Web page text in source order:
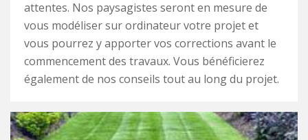
attentes. Nos paysagistes seront en mesure de
vous modéliser sur ordinateur votre projet et
vous pourrez y apporter vos corrections avant le
commencement des travaux. Vous bénéficierez
également de nos conseils tout au long du projet.